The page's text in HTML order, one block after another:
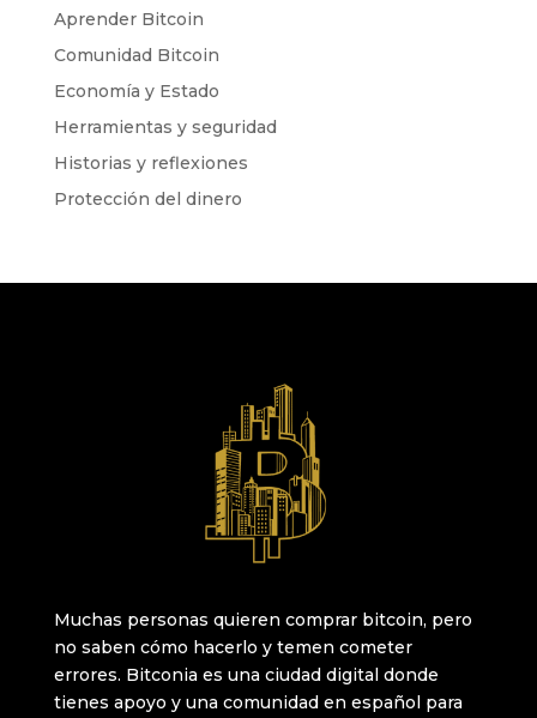
Aprender Bitcoin
Comunidad Bitcoin
Economía y Estado
Herramientas y seguridad
Historias y reflexiones
Protección del dinero
Muchas personas quieren comprar bitcoin, pero
no saben cómo hacerlo y temen cometer
errores. Bitconia es una ciudad digital donde
tienes apoyo y una comunidad en español para